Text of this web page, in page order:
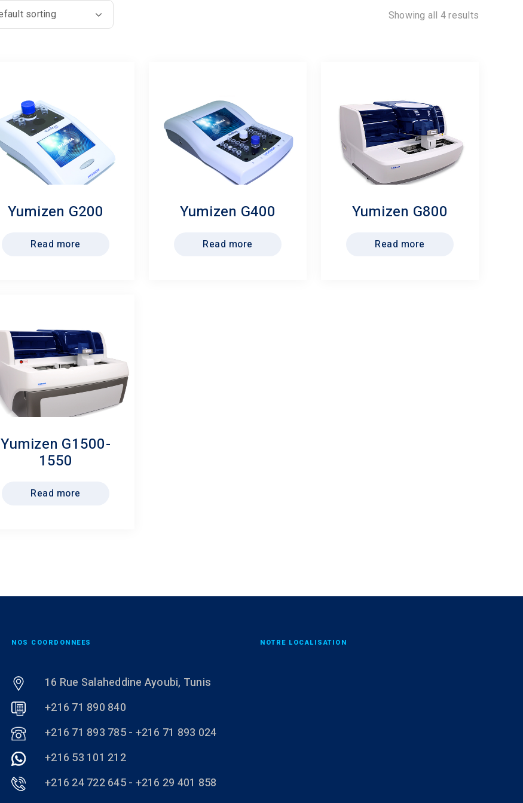
Showing all 4 results
Yumizen G200
Read more
Yumizen G400
Read more
Yumizen G800
Read more
Yumizen G1500-
1550
Read more
NOS COORDONNEES
16 Rue Salaheddine Ayoubi, Tunis
+216 71 890 840
+216 71 893 785 - +216 71 893 024
+216 53 101 212
+216 24 722 645 - +216 29 401 858
NOTRE LOCALISATION